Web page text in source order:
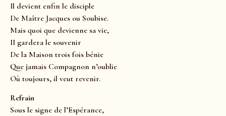
Il devient enfin le disciple
De Maître Jacques ou Soubise.
Mais quoi que devienne sa vie,
II gardera le souvenir
De la Maison trois fois bénie
Que jamais Compagnon n’oublie
Où toujours, il veut revenir.
Refrain
Sous le signe de l’Espérance,